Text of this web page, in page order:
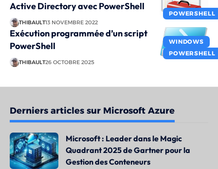
POWERSHELL
Active Directory avec PowerShell
THIBAULT13 NOVEMBRE 2022
WINDOWS
POWERSHELL
Exécution programmée d’un script
PowerShell
THIBAULT26 OCTOBRE 2025
Derniers articles sur Microsoft Azure
Microsoft : Leader dans le Magic
Quadrant 2025 de Gartner pour la
Gestion des Conteneurs